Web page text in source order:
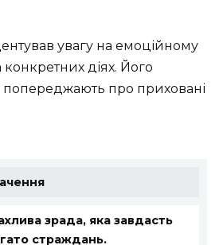
увагу на емоційному
конкретних діях. Його
попереджають про приховані
зрада, яка завдасть
страждань.